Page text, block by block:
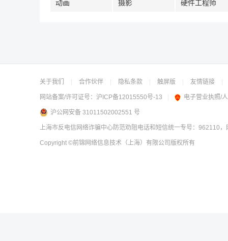
动画 摄影 硬件工程师
关于我们 合作伙伴 隐私条款 触屏版 友情链接
网站备案/许可证号： 沪ICP备12015550号-13 电子营业执照/
沪公网安备 31011502002551 号
上海市反电信网络诈骗中心防范劝阻电话和短信统一专号：962110
Copyright ©前锦网络信息技术（上海）有限公司 版权所有